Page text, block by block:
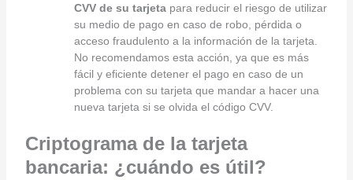
CVV de su tarjeta para reducir el riesgo de utilizar
su medio de pago en caso de robo, pérdida o
acceso fraudulento a la información de la tarjeta.
No recomendamos esta acción, ya que es más
fácil y eficiente detener el pago en caso de un
problema con su tarjeta que mandar a hacer una
nueva tarjeta si se olvida el código CVV.
Criptograma de la tarjeta
bancaria: ¿cuándo es útil?